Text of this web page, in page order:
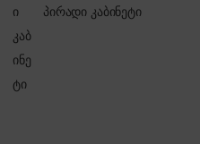
პირადი კაბინეტი